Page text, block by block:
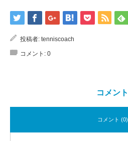
投稿者: tenniscoach
コメント: 0
コメント
コメント (0)